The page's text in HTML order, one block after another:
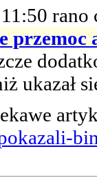
przemoc
ukazał